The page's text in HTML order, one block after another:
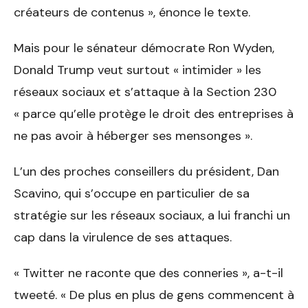
créateurs de contenus », énonce le texte.
Mais pour le sénateur démocrate Ron Wyden,
Donald Trump veut surtout « intimider » les
réseaux sociaux et s’attaque à la Section 230
« parce qu’elle protège le droit des entreprises à
ne pas avoir à héberger ses mensonges ».
L’un des proches conseillers du président, Dan
Scavino, qui s’occupe en particulier de sa
stratégie sur les réseaux sociaux, a lui franchi un
cap dans la virulence de ses attaques.
« Twitter ne raconte que des conneries », a-t-il
tweeté. « De plus en plus de gens commencent à